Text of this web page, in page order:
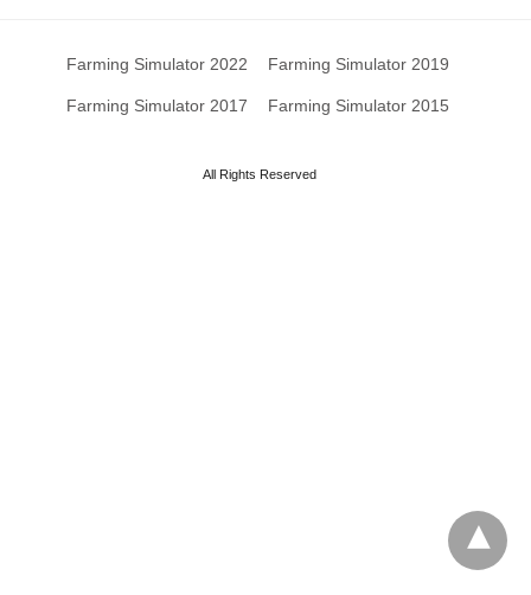
Farming Simulator 2022 Farming Simulator 2019
Farming Simulator 2017 Farming Simulator 2015
All Rights Reserved